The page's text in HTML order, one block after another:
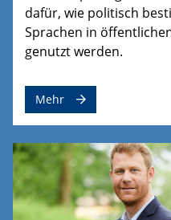
dafür, wie politisch
Sprachen in
genutzt werden.
Mehr